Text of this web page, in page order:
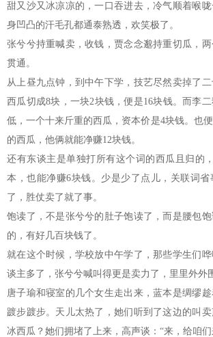
甜又沙又冰凉凉的，一口吞进去，冷气顺着喉
身凹凸的汗毛孔都通泰熟透，欢笑极了。
张兮兮持重喊卖，收钱，贾念念邈持重切瓜，
贯通。
从上昼九点钟，到中午下学，技艺尽然卖掉了
西瓜切成8块，一块2块钱，便是16块钱。而李
低，一个十来斤重的西瓜，资本价是4块钱。也
的西瓜，他俩就能净赚12块钱。
还有东谈主是单独打所有这个词的西瓜且归的
本，也能净赚6块钱。少是少了点儿，关联词
了，胜仗卖了就了事。
饱读了，不是张兮兮的肚子饱读了，而是腰包
的，有好几百块钱了。
就在这个时候，学校放中午学了，那些学生们
谈主多了，张兮兮喊叫得更是卖力了，里里外外
唐子瑜和寝室的几个女生走出来，蓝本是绸缪
踱步踱步。天儿太热了，她们听到了这边的叫卖
冰西瓜？她们拥堵了上来，高声谈：“来，给咱